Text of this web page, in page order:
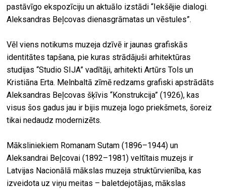
pastāvīgo ekspozīciju un aktuālo izstādi “Iekšējie dialogi.
Aleksandras Beļcovas dienasgrāmatas un vēstules”.
Vēl viens notikums muzeja dzīvē ir jaunas grafiskās
identitātes tapšana, pie kuras strādājuši arhitektūras
studijas “Studio SIJA” vadītāji, arhitekti Artūrs Tols un
Kristiāna Erta. Melnbaltā zīmē redzams grafiski apstrādāts
Aleksandras Beļcovas šķīvis “Konstrukcija” (1926), kas
visus šos gadus jau ir bijis muzeja logo priekšmets, šoreiz
tikai nedaudz modernizēts.
Māksliniekiem Romanam Sutam (1896–1944) un
Aleksandrai Beļcovai (1892–1981) veltītais muzejs ir
Latvijas Nacionālā mākslas muzeja struktūrvienība, kas
izveidota uz viņu meitas – baletdejotājas, mākslas